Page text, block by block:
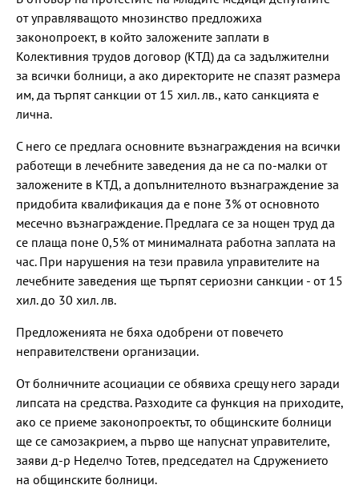
от управляващото мнозинство предложиха
законопроект, в който заложените заплати в
Колективния трудов договор (КТД) да са задължителни
за всички болници, а ако директорите не спазят размера
им, да търпят санкции от 15 хил. лв., като санкцията е
лична.
С него се предлага основните възнаграждения на всички
работещи в лечебните заведения да не са по-малки от
заложените в КТД, а допълнителното възнаграждение за
придобита квалификация да е поне 3% от основното
месечно възнаграждение. Предлага се за нощен труд да
се плаща поне 0,5% от минималната работна заплата на
час. При нарушения на тези правила управителите на
лечебните заведения ще търпят сериозни санкции - от 15
хил. до 30 хил. лв.
Предложенията не бяха одобрени от повечето
неправителствени организации.
От болничните асоциации се обявиха срещу него заради
липсата на средства. Разходите са функция на приходите,
ако се приеме законопроектът, то общинските болници
ще се самозакрием, а първо ще напуснат управителите,
заяви д-р Неделчо Тотев, председател на Сдружението
на общинските болници.